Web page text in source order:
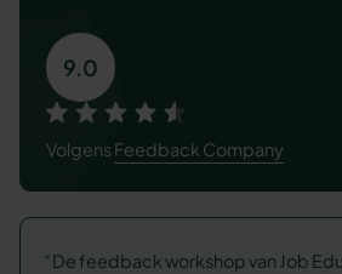
9.0
VolgensFeedback Company
De feedback workshop van Job